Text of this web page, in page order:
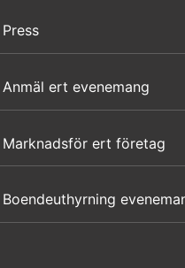
Press
Anmäl ert evenemang
Marknadsför ert företag
Boendeuthyrning